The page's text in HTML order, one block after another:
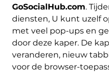
GoSocialHub.com.
diensten, U kunt uzelf
met veel pop-ups en
door deze kaper. De
veranderen, nieuw
voor de browser-